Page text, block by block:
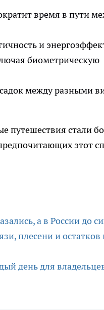
время в пути
и
биометрическую
между разными
путешествия стали
этот
а в России до
плесени и
день для